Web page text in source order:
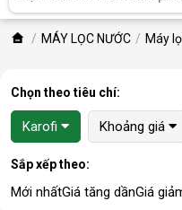
MÁY LỌC NƯỚC Máy
Chọn theo tiêu chí:
Karofi Khoảng giá
Sắp xếp theo:
Mới nhấtGiá tăng dầnGiá